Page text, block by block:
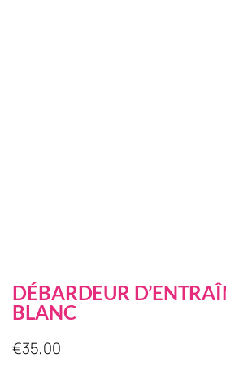
DÉBARDEUR
BLANC
€35,00